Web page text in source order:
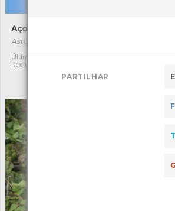
Açor
Astur gentilis
Última observação por:
ROCHA FERNANDO
Última
ROCHA
PARTILHAR